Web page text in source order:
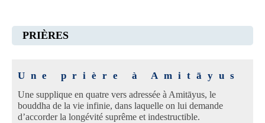
PRIÈRES
Une prière à Amitāyus
Une supplique en quatre vers adressée à Amitāyus, le
bouddha de la vie infinie, dans laquelle on lui demande
d’accorder la longévité suprême et indestructible.